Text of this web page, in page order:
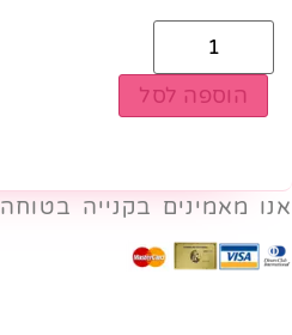
הוספה לסל
אנו מאמינים בקנייה בטוחה